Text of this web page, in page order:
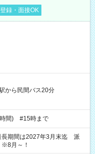
録・面接OK
から民間バス20分
間) #15時まで
長期間は2027年3月末迄 派
月～！